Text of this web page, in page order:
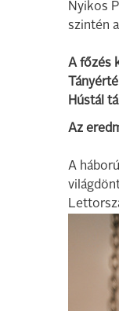
Nyikos
szintén
A főzés
Hústál
Az
A